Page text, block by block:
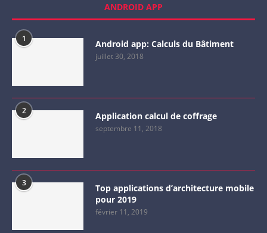
ANDROID APP
1 Android app: Calculs du Bâtiment
juillet 30, 2018
2 Application calcul de coffrage
septembre 11, 2018
3
Top applications d’architecture mobile
pour 2019
février 11, 2019